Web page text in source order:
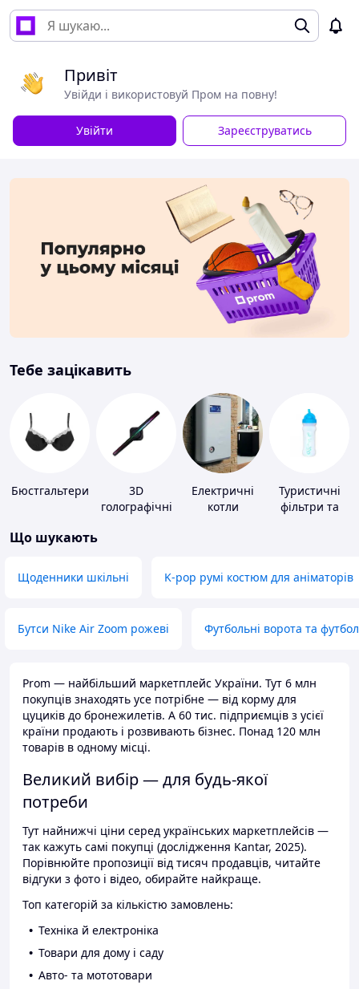
Привіт
Увійди і використовуй Пром на повну!
Увійти Зареєструватись
Тебе зацікавить
Бюстгальтери
3D
голографічні
Електричні
котли
Туристичні
фільтри та
Що шукають
Щоденники шкільні K-pop румі костюм для аніматорів
Бутси Nike Air Zoom рожеві Футбольні ворота та
Prom — найбільший маркетплейс України. Тут 6 млн
покупців знаходять усе потрібне — від корму для
цуциків до бронежилетів. А 60 тис. підприємців з усієї
країни продають і розвивають бізнес. Понад 120 млн
товарів в одному місці.
Великий вибір — для будь-якої
потреби
Тут найнижчі ціни серед українських маркетплейсів —
так кажуть самі покупці (дослідження Kantar, 2025).
Порівнюйте пропозиції від тисяч продавців, читайте
відгуки з фото і відео, обирайте найкраще.
Топ категорій за кількістю замовлень:
Техніка й електроніка
Товари для дому і саду
Авто- та мототовари